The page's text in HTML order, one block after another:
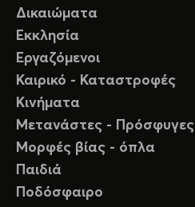
Δικαιώματα
Εκκλησία
Εργαζόμενοι
Καιρικό - Καταστροφές
Κινήματα
Μετανάστες - Πρόσφυγες
Μορφές βίας - όπλα
Παιδιά
Ποδόσφαιρο